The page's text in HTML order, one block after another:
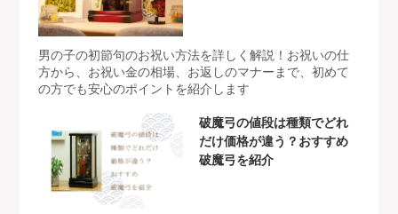
男の子の初節句のお祝い方法を詳しく解説！お祝いの仕
方から、お祝い金の相場、お返しのマナーまで、初めて
の方でも安心のポイントを紹介します
破魔弓の値段は種類でどれ
だけ価格が違う？おすすめ
破魔弓を紹介